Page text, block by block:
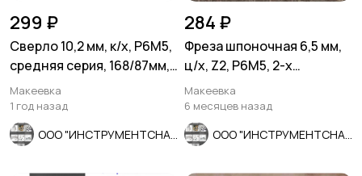
299 ₽
Сверло 10,2 мм, к/х, Р6М5,
средняя серия, 168/87мм,
КМ1, В1, СССР.
Макеевка
1 год назад
284 ₽
Фреза шпоночная 6,5 мм,
ц/х, Z2, Р6М5, 2-х
сторонняя, 60/12 мм,
СССР.
Макеевка
6 месяцев назад